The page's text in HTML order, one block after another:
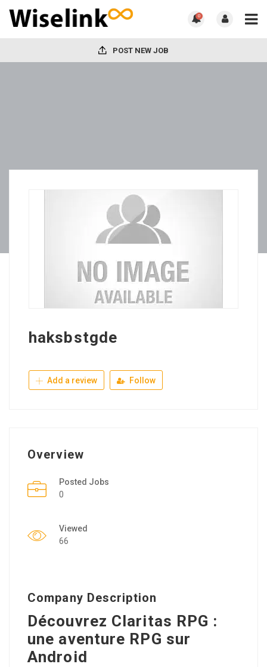
0
POST NEW JOB
haksbstgde
Add a review Follow
Overview
Posted Jobs
0
Viewed
66
Company Description
Découvrez Claritas RPG :
une aventure RPG sur
Android